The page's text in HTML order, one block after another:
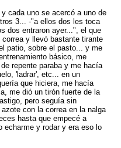
cada uno se acercó a uno de
3... -"a ellos dos les toca
dos entraron ayer...", el que
y llevó bastante tirante
patio, sobre el pasto... y me
básico, me
repente paraba y me hacía
'ladrar', etc... en un
que hiciera, me hacía
me dió un tirón fuerte de la
pero seguía sin
con la correa en la nalga
hasta que empecé a
echarme y rodar y era eso lo